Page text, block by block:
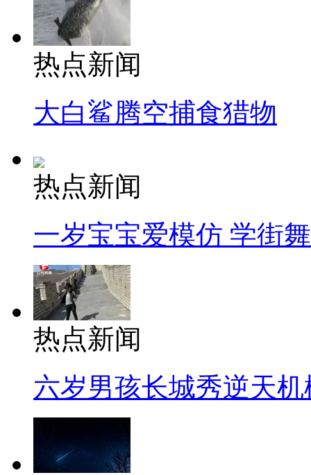
热点新闻
大白鲨腾空捕食猎物
热点新闻
一岁宝宝爱模仿 学街
热点新闻
六岁男孩长城秀逆天机